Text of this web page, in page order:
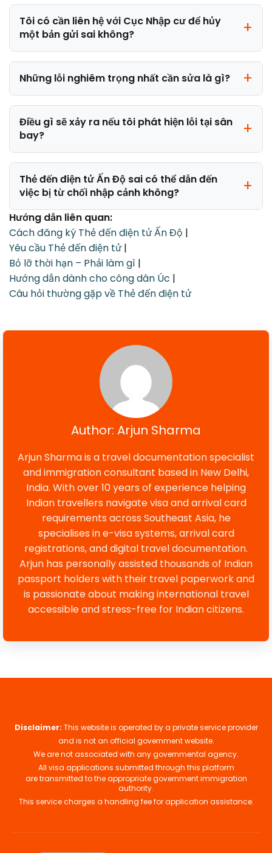
Tôi có cần liên hệ với Cục Nhập cư để hủy
một bản gửi sai không?
Những lỗi nghiêm trọng nhất cần sửa là gì?
Điều gì sẽ xảy ra nếu tôi phát hiện lỗi tại sân
bay?
Thẻ đến điện tử Ấn Độ sai có thể dẫn đến
việc bị từ chối nhập cảnh không?
Hướng dẫn liên quan:
Cách đăng ký Thẻ đến điện tử Ấn Độ |
Yêu cầu Thẻ đến điện tử|
Bỏ lỡ thời hạn – Phải làm gì |
Hướng dẫn dành cho công dân Úc |
Câu hỏi thường gặp về Thẻ đến điện tử
Author: Arjun Sharma
Arjun Sharma is a travel documentation specialist
and immigration consultant based in New Delhi,
India. With over 10 years of experience helping
Indian travellers navigate visa and arrival card
requirements across Southeast Asia, he
specialises in e-visa systems, arrival card
registrations, and digital travel documentation.
Arjun has personally assisted thousands of Indian
passport holders with their travel paperwork and
is passionate about making international travel
accessible and stress-free for Indian citizens.